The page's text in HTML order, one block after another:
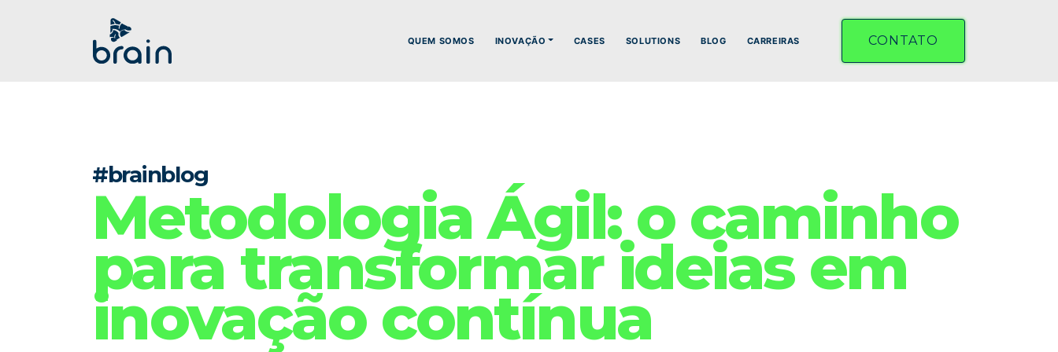
QUEM SOMOS INOVAÇÃO CASES SOLUTIONS BLOG CARREIRAS CONTATO
#brainblog
Metodologia Ágil: o caminho
para transformar ideias em
inovação contínua